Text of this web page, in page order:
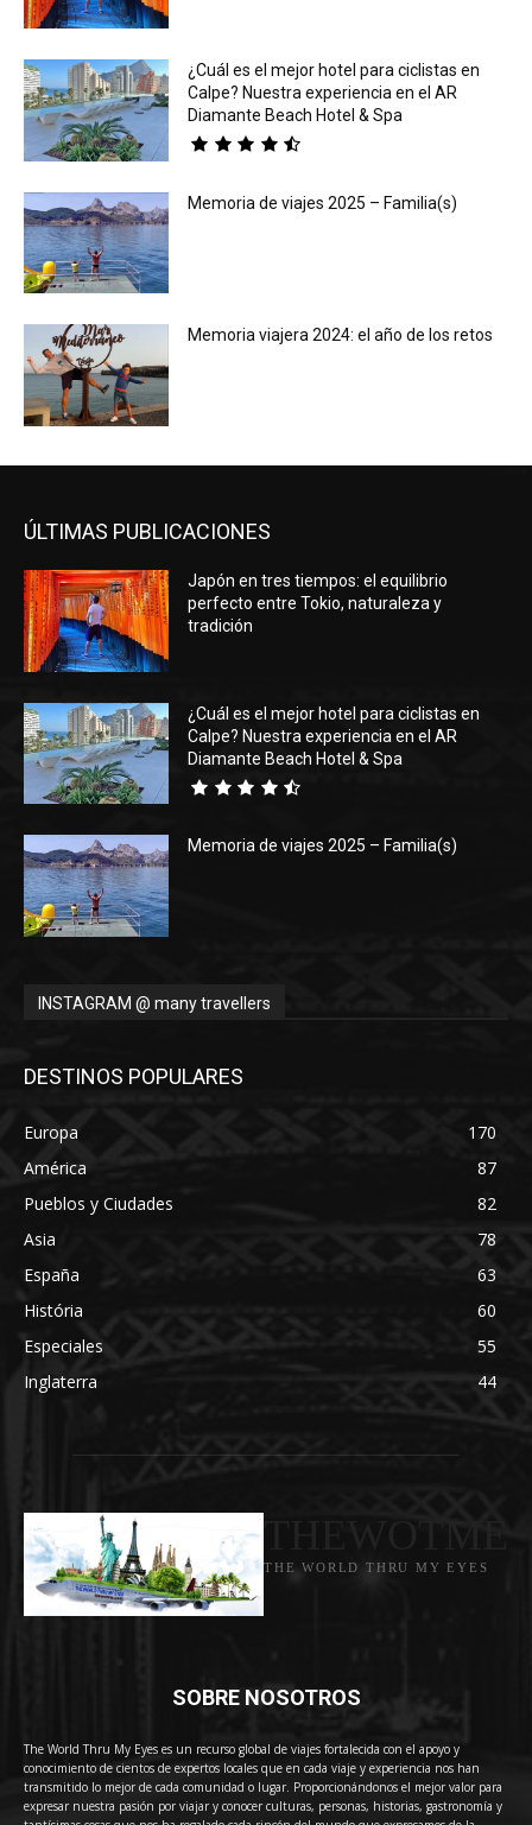
¿Cuál es el mejor hotel para ciclistas en
Calpe? Nuestra experiencia en el AR
Diamante Beach Hotel & Spa
Memoria de viajes 2025 – Familia(s)
Memoria viajera 2024: el año de los retos
ÚLTIMAS PUBLICACIONES
Japón en tres tiempos: el equilibrio
perfecto entre Tokio, naturaleza y
tradición
¿Cuál es el mejor hotel para ciclistas en
Calpe? Nuestra experiencia en el AR
Diamante Beach Hotel & Spa
Memoria de viajes 2025 – Familia(s)
INSTAGRAM @ many travellers
DESTINOS POPULARES
Europa
170
América
87
Pueblos y Ciudades
82
Asia
78
España
63
História
60
Especiales
55
Inglaterra
44
THE WORLD THRU MY EYES
SOBRE NOSOTROS
The World Thru My Eyes es un recurso global de viajes fortalecida con el apoyo y
conocimiento de cientos de expertos locales que en cada viaje y experiencia nos han
transmitido lo mejor de cada comunidad o lugar. Proporcionándonos el mejor valor para
expresar nuestra pasión por viajar y conocer culturas, personas, historias, gastronomía y